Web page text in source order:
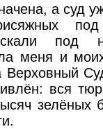
а суд
под
под
меня и
Верховный
вся
зелёных